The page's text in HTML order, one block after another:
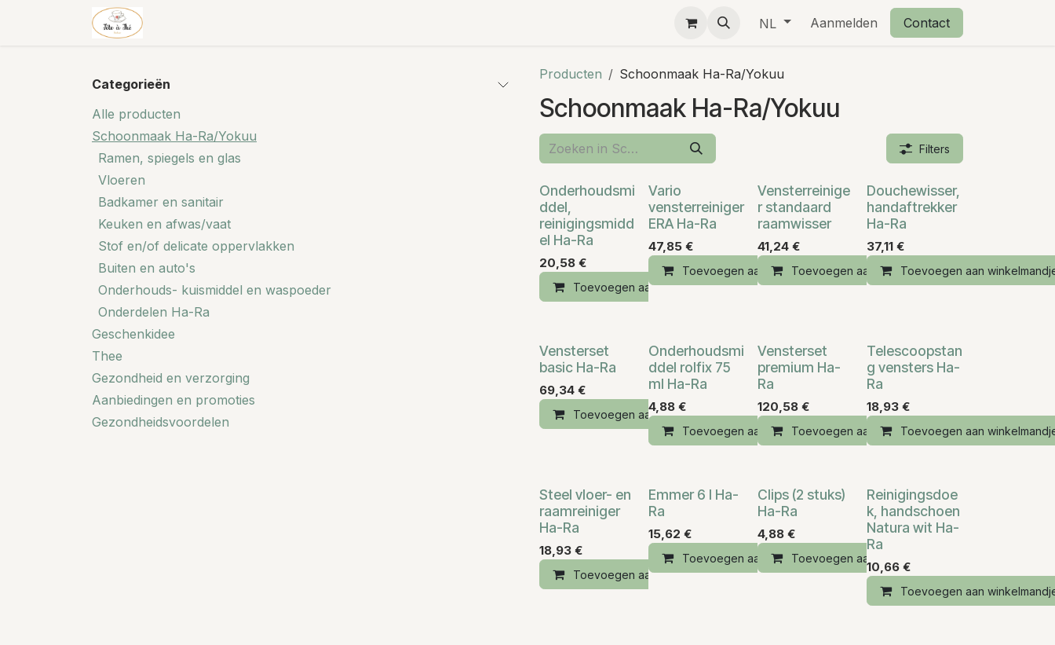
Overslaan naar inhoud
Kleine geschenkjes Over ons Retourbeleid
NL Aanmelden Contact
Categorieën
Alle producten
Schoonmaak Ha-Ra/Yokuu
Ramen, spiegels en glas
Vloeren
Badkamer en sanitair
Keuken en afwas/vaat
Stof en/of delicate oppervlakken
Buiten en auto's
Onderhouds- kuismiddel en waspoeder
Onderdelen Ha-Ra
Geschenkidee
Thee
Gezondheid en verzorging
Aanbiedingen en promoties
Gezondheidsvoordelen
Producten Schoonmaak Ha-Ra/Yokuu
Schoonmaak Ha-Ra/Yokuu
Filters
Onderhoudsmi
ddel,
reinigingsmidd
el Ha-Ra
20,58 €
Toevoegen aan winkelmandje
Vario
vensterreiniger
ERA Ha-Ra
47,85€
Toevoegen aan winkelmandje
Vensterreinige
r standaard
raamwisser
41,24€
Toevoegen aan winkelmandje
Douchewisser,
handaftrekker
Ha-Ra
37,11€
Toevoegen aan
Vensterset
basic Ha-Ra
69,34 €
Toevoegen aan winkelmandje
Onderhoudsmi
ddel rolfix 75
ml Ha-Ra
4,88€
Toevoegen aan winkelmandje
Vensterset
premium Ha-
Ra
120,58€
Toevoegen aan winkelmandje
Telescoopstan
g vensters Ha-
Ra
18,93€
Toevoegen aan
Steel vloer- en
raamreiniger
Ha-Ra
18,93 €
Toevoegen aan winkelmandje
Emmer 6 l Ha-
Ra
15,62 €
Toevoegen aan winkelmandje
Clips (2 stuks)
Ha-Ra
4,88€
Toevoegen aan winkelmandje
Reinigingsdoe
k, handschoen
Natura wit Ha-
Ra
10,66€
Toevoegen aan